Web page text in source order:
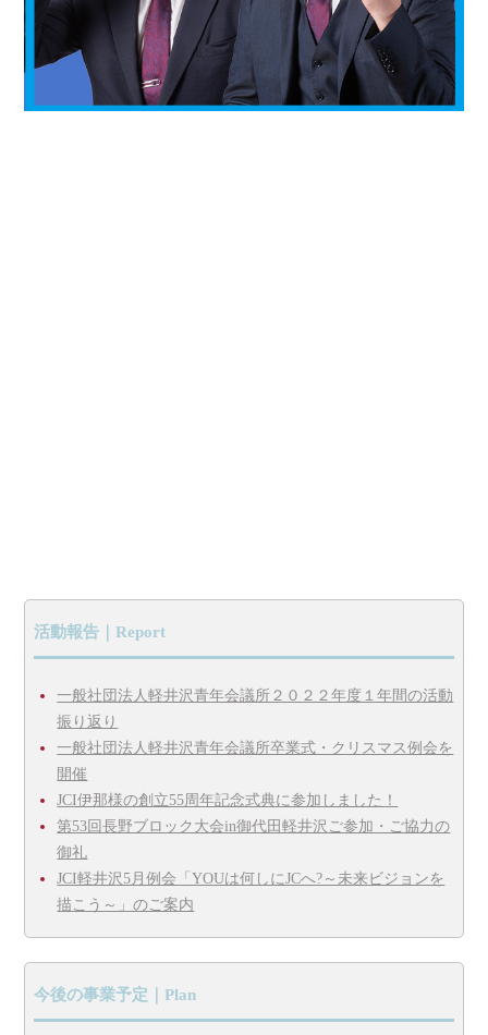
活動報告｜Report
一般社団法人軽井沢青年会議所２０２２年度１年間の活動
振り返り
一般社団法人軽井沢青年会議所卒業式・クリスマス例会を
開催
JCI伊那様の創立55周年記念式典に参加しました！
第53回長野ブロック大会in御代田軽井沢ご参加・ご協力の
御礼
JCI軽井沢5月例会「YOUは何しにJCへ?～未来ビジョンを
描こう～」のご案内
今後の事業予定｜Plan